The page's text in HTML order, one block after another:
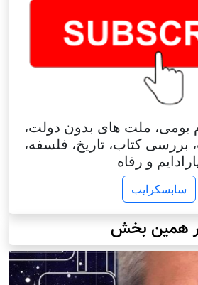
بومی، ملت های بدون دولت،
بررسی کتاب، تاریخ، فلسفه،
و رفاه
سابسکرایب
همین بخش